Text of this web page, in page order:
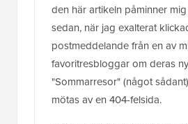
den här artikeln påminner
sedan, när jag exalterat
postmeddelande från en av
favoritresbloggar om deras
"Sommarresor" (något
mötas av en 404-felsida.